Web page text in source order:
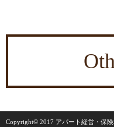
Copyright© 2017 アパート経営・保